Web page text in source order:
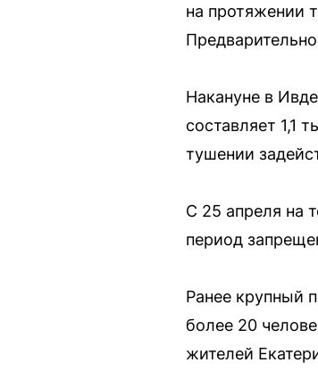
на протяжении
Накануне в
составляет 1,1
тушении
С 25 апреля на
период
Ранее крупный
более 20
жителей